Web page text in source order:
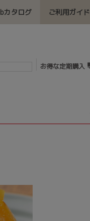
カタログ ご利用ガイド
お得な定期購入